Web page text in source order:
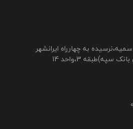
به چهارراه ایرانشهر